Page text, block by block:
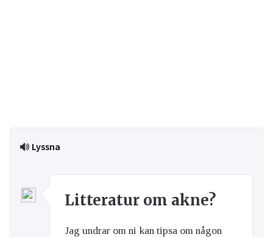
Lyssna
Litteratur om akne?
Jag undrar om ni kan tipsa om någon